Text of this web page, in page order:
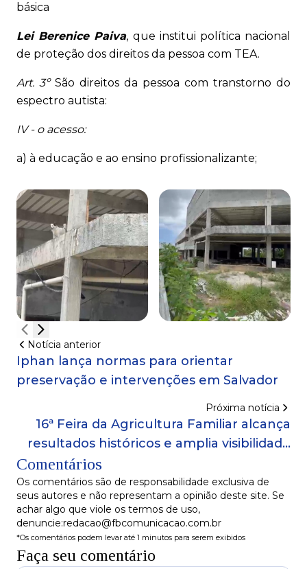
básica
Lei Berenice Paiva, que institui política nacional
de proteção dos direitos da pessoa com TEA.
Art. 3ºSão direitos da pessoa com transtorno do
espectro autista:
IV - o acesso:
a) à educação e ao ensino profissionalizante;
Notícia anterior
Iphan lança normas para orientar
preservação e intervenções em Salvador
Próxima notícia
16ª Feira da Agricultura Familiar alcança
resultados históricos e amplia visibilidade
Comentários
Os comentários são de responsabilidade exclusiva de
seus autores e não representam a opinião deste site. Se
achar algo que viole os termos de uso,
denuncie:redacao@fbcomunicacao.com.br
*Os comentários podem levar até 1 minutos para serem exibidos
Faça seu comentário